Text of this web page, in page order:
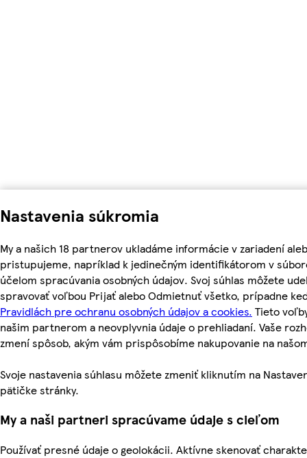
Nastavenia súkromia
My a našich 18 partnerov ukladáme informácie v zariadení
pristupujeme, napríklad k jedinečným identifikátorom v
účelom spracúvania osobných údajov. Svoj súhlas môžete
spravovať voľbou Prijať alebo Odmietnuť všetko, prípadne
Pravidlách pre ochranu osobných údajov a cookies. Tieto
našim partnerom a neovplyvnia údaje o prehliadaní. Vaše
zmení spôsob, akým vám prispôsobíme nakupovanie na
Svoje nastavenia súhlasu môžete zmeniť kliknutím na
pätičke stránky.
My a naši partneri spracúvame údaje s cieľom
Používať presné údaje o geolokácii. Aktívne skenovať